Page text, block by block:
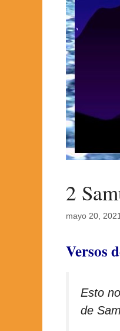
2
mayo 20, 2021
Versos
Esto
de